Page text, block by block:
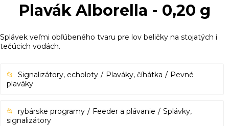
Plavák Alborella - 0,20 g
Splávek veľmi obľúbeného tvaru pre lov beličky na stojatých i
tečúcich vodách.
Signalizátory, echoloty Plaváky, číhátka
Pevné
plaváky
rybárske programy Feeder a plávanie
Splávky,
signalizátory